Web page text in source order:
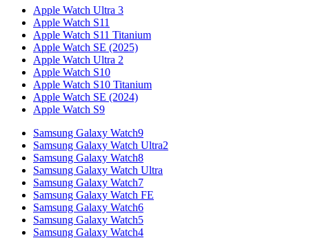
Apple Watch Ultra 3
Apple Watch S11
Apple Watch S11 Titanium
Apple Watch SE (2025)
Apple Watch Ultra 2
Apple Watch S10
Apple Watch S10 Titanium
Apple Watch SE (2024)
Apple Watch S9
Samsung Galaxy Watch9
Samsung Galaxy Watch Ultra2
Samsung Galaxy Watch8
Samsung Galaxy Watch Ultra
Samsung Galaxy Watch7
Samsung Galaxy Watch FE
Samsung Galaxy Watch6
Samsung Galaxy Watch5
Samsung Galaxy Watch4